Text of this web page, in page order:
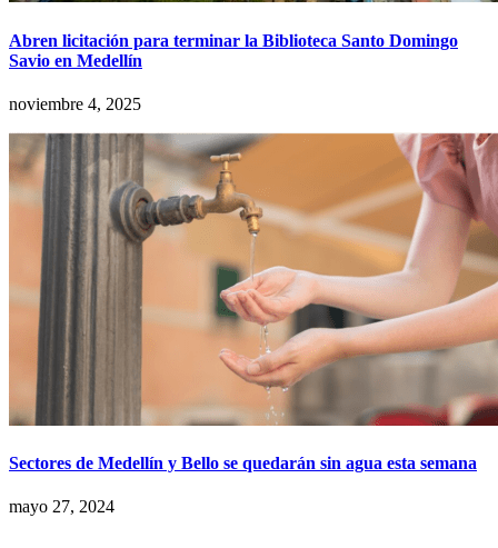
Abren licitación para terminar la Biblioteca Santo Domingo
Savio en Medellín
noviembre 4, 2025
Sectores de Medellín y Bello se quedarán sin agua esta semana
mayo 27, 2024